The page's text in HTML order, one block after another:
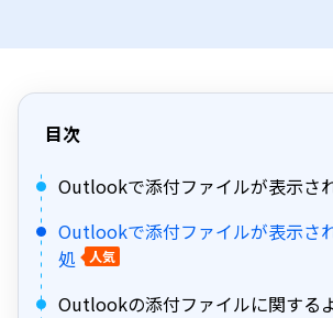
目次
Outlookで添付ファイルが表示さ
Outlookで添付ファイルが表示さ
処
人気
Outlookの添付ファイルに関する